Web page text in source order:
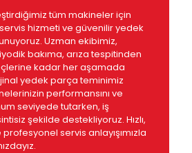
tüm makineler için
hizmeti ve güvenilir yedek
Uzman ekibimiz,
bakıma, arıza tespitinden
kadar her aşamada
yedek parça teminimiz
performansını ve
seviyede tutarken, iş
şekilde destekliyoruz. Hızlı,
servis anlayışımızla